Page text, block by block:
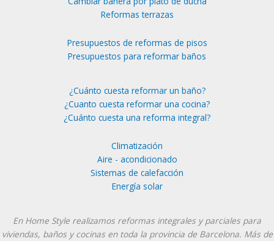
Reformas terrazas
Presupuestos de reformas de pisos
Presupuestos para reformar baños
¿Cuánto cuesta reformar un baño?
¿Cuanto cuesta reformar una cocina?
¿Cuánto cuesta una reforma integral?
Climatización
Aire - acondicionado
Sistemas de calefacción
Energía solar
En Home Style realizamos reformas integrales y parciales para
viviendas, baños y cocinas en toda la provincia de Barcelona. Más de
Instagram
YouTube